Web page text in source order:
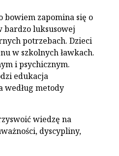
bowiem zapomina się o
bardzo luksusowej
potrzebach. Dzieci
w szkolnych ławkach.
i psychicznym.
edukacja
metody
wiedzę na
dyscypliny,